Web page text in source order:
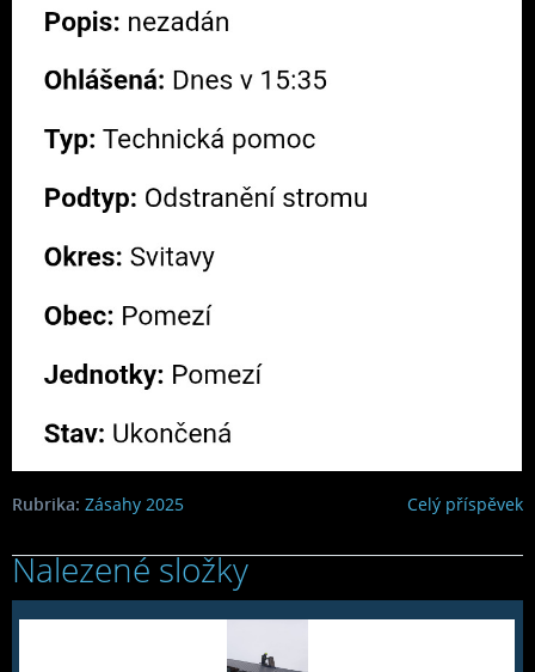
Celý příspěvek
Rubrika: Zásahy 2025
Nalezené složky